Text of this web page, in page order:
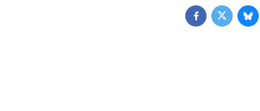
FacebookTwitter